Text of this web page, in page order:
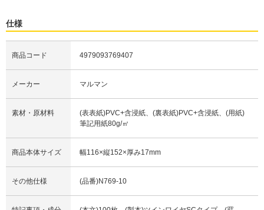
仕様
商品コード 4979093769407
メーカー マルマン
素材・原材料
(表表紙)PVC+含浸紙、(裏表紙)PVC+含浸紙、(用紙)
筆記用紙80g/㎡
商品本体サイズ 幅116×縦152×厚み17mm
その他仕様 (品番)N769-10